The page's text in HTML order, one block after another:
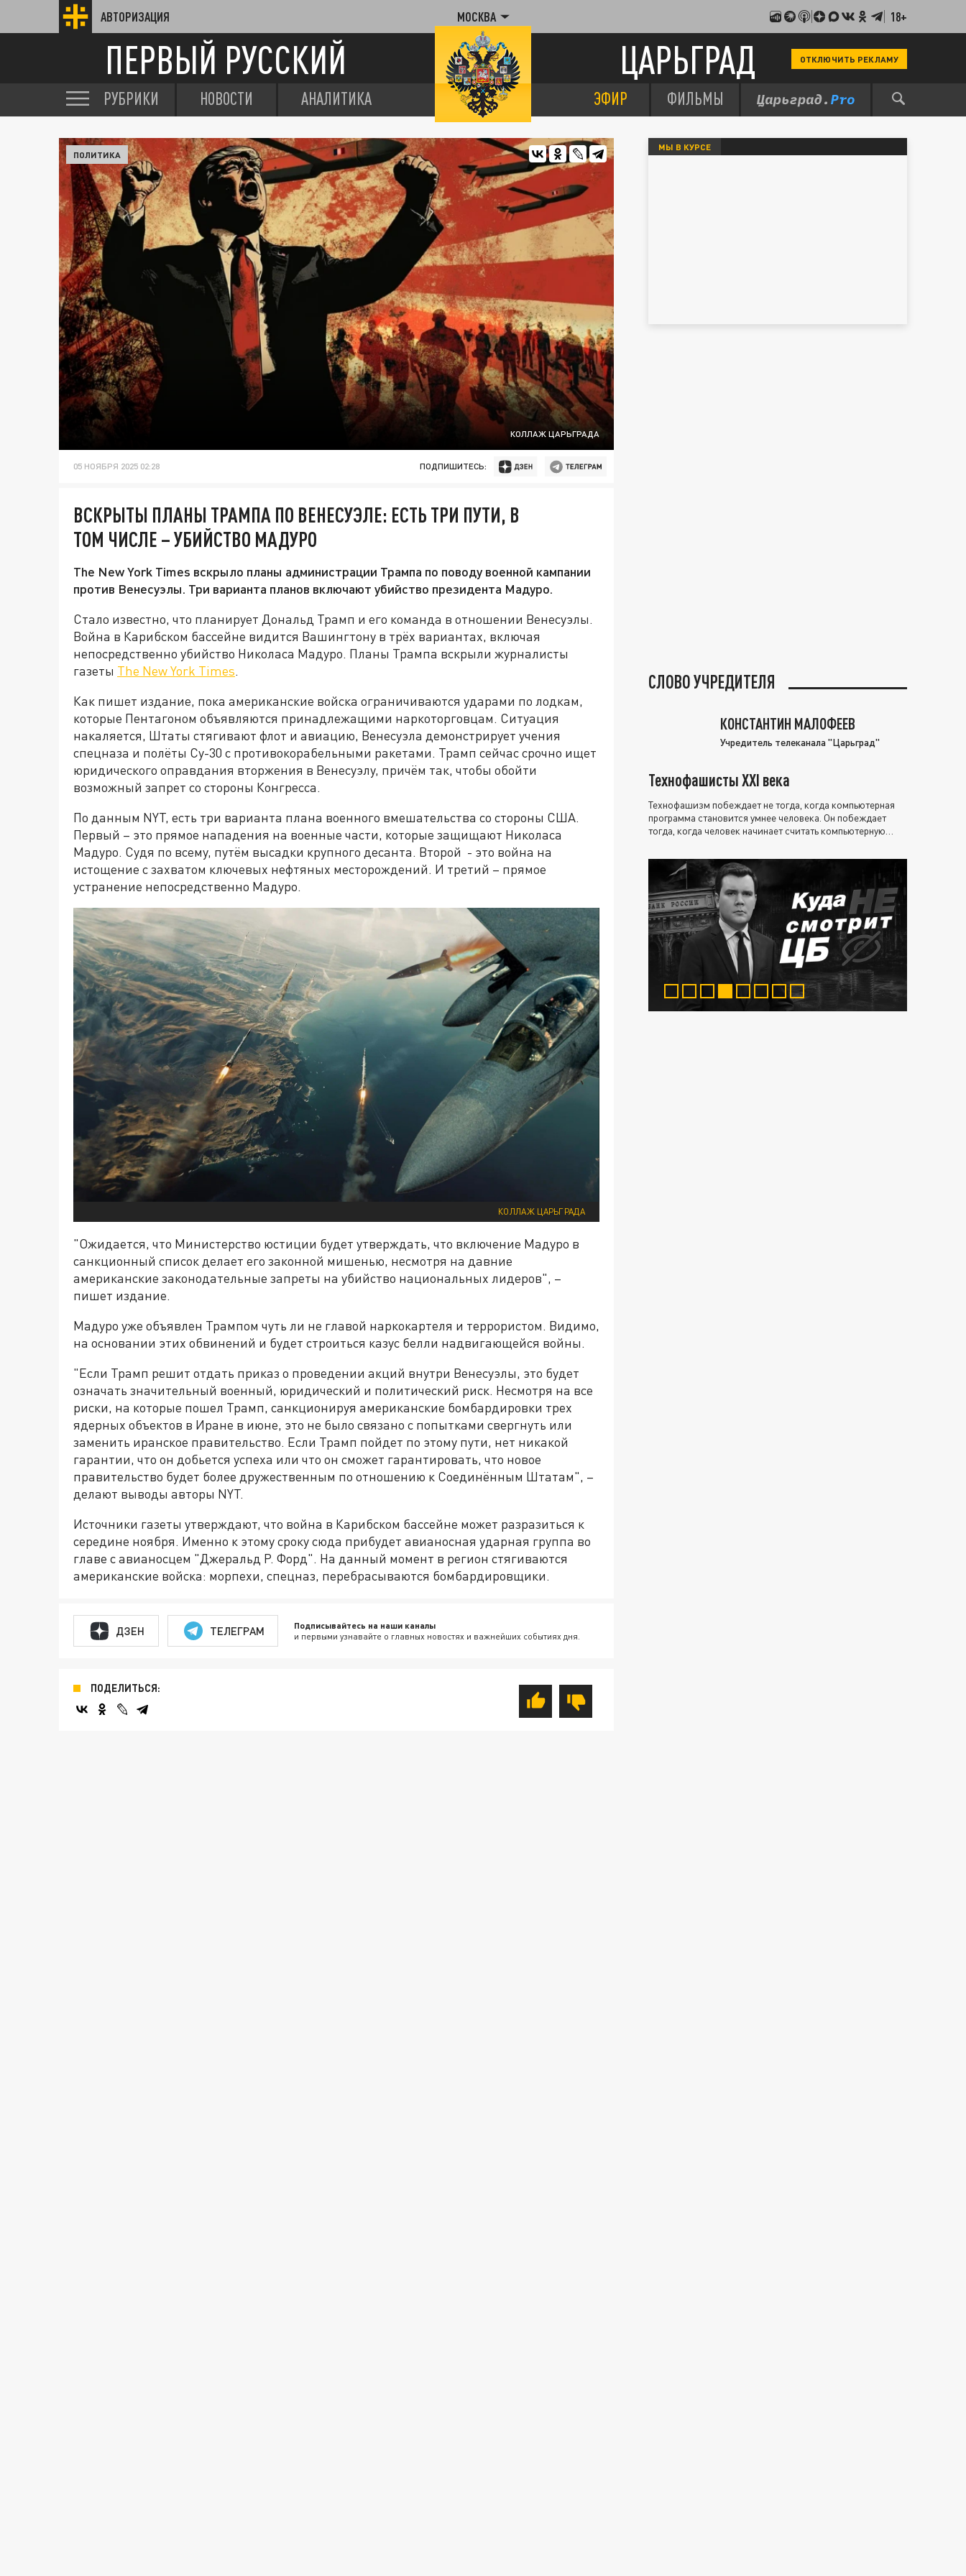
АВТОРИЗАЦИЯ МОСКВА 18+
ПЕРВЫЙ РУССКИЙ ЦАРЬГРАД ОТКЛЮЧИТЬ РЕКЛАМУ
РУБРИКИ НОВОСТИ АНАЛИТИКА ЭФИР ФИЛЬМЫ
КОЛЛАЖ ЦАРЬГРАДА
ПОЛИТИКА
05 НОЯБРЯ 2025 02:28 ПОДПИШИТЕСЬ:
ВСКРЫТЫ ПЛАНЫ ТРАМПА ПО ВЕНЕСУЭЛЕ: ЕСТЬ ТРИ ПУТИ, В
ТОМ ЧИСЛЕ – УБИЙСТВО МАДУРО
The New York Times вскрыло планы администрации Трампа по поводу военной кампании
против Венесуэлы. Три варианта планов включают убийство президента Мадуро.
Стало известно, что планирует Дональд Трамп и его команда в отношении Венесуэлы.
Война в Карибском бассейне видится Вашингтону в трёх вариантах, включая
непосредственно убийство Николаса Мадуро. Планы Трампа вскрыли журналисты
газеты The New York Times.
Как пишет издание, пока американские войска ограничиваются ударами по лодкам,
которые Пентагоном объявляются принадлежащими наркоторговцам. Ситуация
накаляется, Штаты стягивают флот и авиацию, Венесуэла демонстрирует учения
спецназа и полёты Су-30 с противокорабельными ракетами. Трамп сейчас срочно ищет
юридического оправдания вторжения в Венесуэлу, причём так, чтобы обойти
возможный запрет со стороны Конгресса.
По данным NYT, есть три варианта плана военного вмешательства со стороны США.
Первый – это прямое нападения на военные части, которые защищают Николаса
Мадуро. Судя по всему, путём высадки крупного десанта. Второй - это война на
истощение с захватом ключевых нефтяных месторождений. И третий – прямое
устранение непосредственно Мадуро.
КОЛЛАЖ ЦАРЬГРАДА
"Ожидается, что Министерство юстиции будет утверждать, что включение Мадуро в
санкционный список делает его законной мишенью, несмотря на давние
американские законодательные запреты на убийство национальных лидеров", –
пишет издание.
Мадуро уже объявлен Трампом чуть ли не главой наркокартеля и террористом. Видимо,
на основании этих обвинений и будет строиться казус белли надвигающейся войны.
"Если Трамп решит отдать приказ о проведении акций внутри Венесуэлы, это будет
означать значительный военный, юридический и политический риск. Несмотря на все
риски, на которые пошел Трамп, санкционируя американские бомбардировки трех
ядерных объектов в Иране в июне, это не было связано с попытками свергнуть или
заменить иранское правительство. Если Трамп пойдет по этому пути, нет никакой
гарантии, что он добьется успеха или что он сможет гарантировать, что новое
правительство будет более дружественным по отношению к Соединённым Штатам", –
делают выводы авторы NYT.
Источники газеты утверждают, что война в Карибском бассейне может разразиться к
середине ноября. Именно к этому сроку сюда прибудет авианосная ударная группа во
главе с авианосцем "Джеральд Р. Форд". На данный момент в регион стягиваются
американские войска: морпехи, спецназ, перебрасываются бомбардировщики.
ДЗЕН ТЕЛЕГРАМ Подписывайтесь на наши каналы
и первыми узнавайте о главных новостях и важнейших событиях дня.
ПОДЕЛИТЬСЯ:
МЫ В КУРСЕ
СЛОВО УЧРЕДИТЕЛЯ
КОНСТАНТИН МАЛОФЕЕВ
Учредитель телеканала "Царьград"
Технофашисты XXI века
Технофашизм побеждает не тогда, когда компьютерная
программа становится умнее человека. Он побеждает
тогда, когда человек начинает считать компьютерную